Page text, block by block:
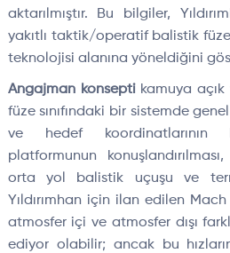
aktarılmıştır. Bu bilgiler,
yakıtlı taktik/operatif balistik
teknolojisi alanına yöneldiğini
Angajman konsepti kamuya açık
füze sınıfındaki bir sistemde
ve hedef koordinatlarının
platformunun
orta yol balistik uçuşu ve
Yıldırımhan için ilan edilen
atmosfer içi ve atmosfer dışı
ediyor olabilir; ancak bu